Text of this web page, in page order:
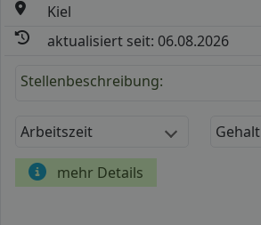
Kiel
aktualisiert seit: 06.08.2026
Stellenbeschreibung:
Arbeitszeit Gehalt
mehr Details